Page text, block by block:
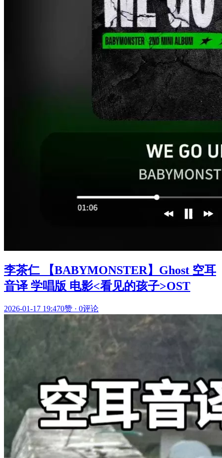
李茶仁 【BABYMONSTER】Ghost 空耳
音译 学唱版 电影<看见的孩子>OST
2026-01-17 19:470赞 · 0评论